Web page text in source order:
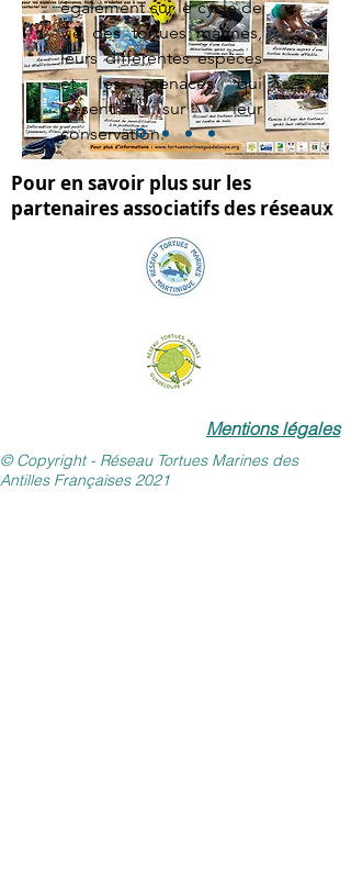
également sur le cycle de
vie des tortues marines,
leurs différentes espèces
et les menaces qui
pèsent sur leur
conservation.
Pour en savoir plus sur les
partenaires associatifs des réseaux
Mentions légales
© Copyright - Réseau Tortues Marines des
Antilles Françaises 2021